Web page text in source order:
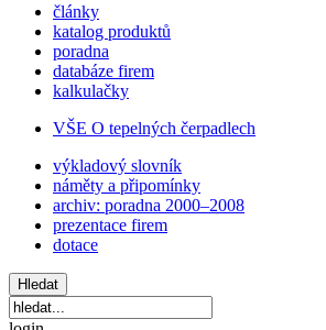
články
katalog produktů
poradna
databáze firem
kalkulačky
VŠE O tepelných čerpadlech
výkladový slovník
náměty a připomínky
archiv: poradna 2000–2008
prezentace firem
dotace